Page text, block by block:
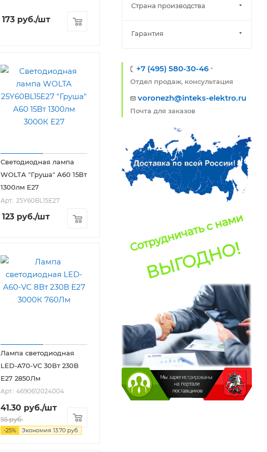
173 руб./шт
Светодиодная лампа
WOLTA "Груша" A60 15Вт
1300лм Е27
Арт.: 25Y60BL15E27
123 руб./шт
Лампа светодиодная
LED-A70-VC 30Вт 230В
Е27 2850Лм
Арт.: 4690612024004
41.30 руб./шт
55руб.
-25% Экономия 13.70 руб.
Страна производства
Гарантия
+7 (495) 580-30-46
Отдел продаж, консультация
voronezh@inteks-elektro.ru
Почта для заказов